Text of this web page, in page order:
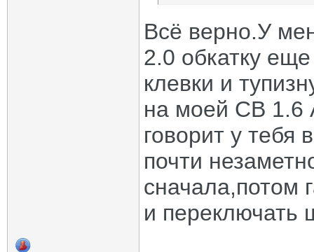
Всё верно.У
2.0 обкатку
клевки и
на моей СВ 1.6
говорит у тебя
почти
сначала,потом
и переключать